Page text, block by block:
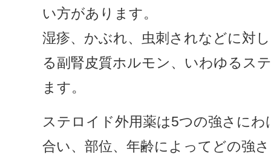
い方があります。
湿疹、かぶれ、虫刺されなどに対
る副腎皮質ホルモン、いわゆるス
ます。
ステロイド外用薬は5つの強さに
合い、部位、年齢によってどの強